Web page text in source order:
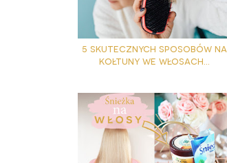
5 skutecznych sposobów na
kołtuny we włosach...